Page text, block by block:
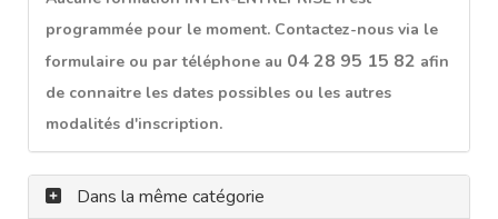
programmée pour le moment. Contactez-nous via le
formulaire ou par téléphone au 04 28 95 15 82 afin
de connaitre les dates possibles ou les autres
modalités d'inscription.
Dans la même catégorie